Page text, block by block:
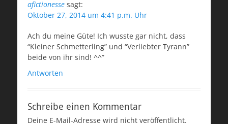
afictionesse sagt:
Oktober 27, 2014 um 4:41 p.m. Uhr
Ach du meine Güte! Ich wusste gar nicht, dass
“Kleiner Schmetterling” und “Verliebter Tyrann”
beide von ihr sind! ^^”
Antworten
Schreibe einen Kommentar
Deine E-Mail-Adresse wird nicht veröffentlicht.